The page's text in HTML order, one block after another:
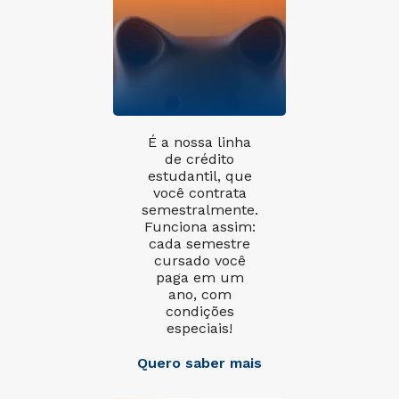
É a nossa linha
de crédito
estudantil, que
você contrata
semestralmente.
Funciona assim:
cada semestre
cursado você
paga em um
ano, com
condições
especiais!
Quero saber mais